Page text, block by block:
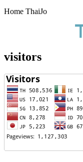
Home ThaiJo
visitors